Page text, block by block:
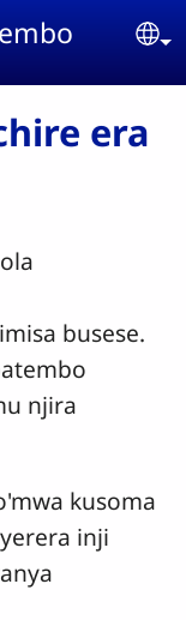
era
busese.
njira
kusoma
inji